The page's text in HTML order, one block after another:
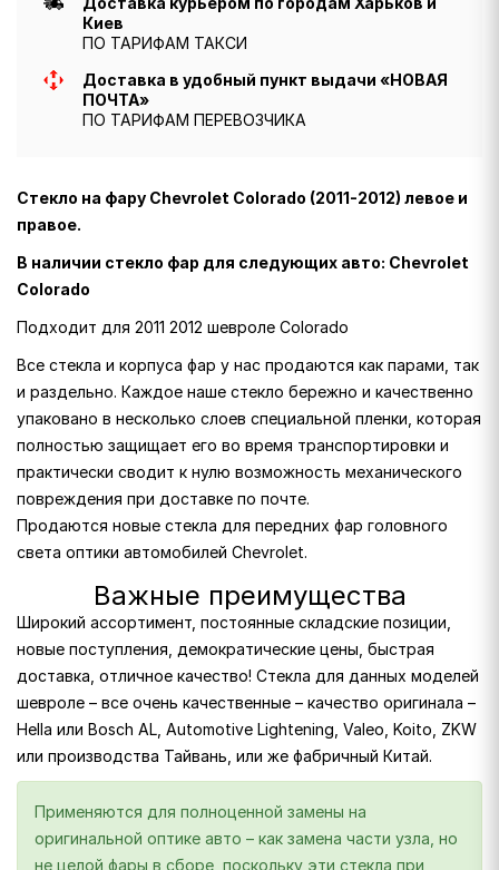
Киев
ПО ТАРИФАМ ТАКСИ
Доставка в удобный пункт выдачи «НОВАЯ
ПОЧТА»
ПО ТАРИФАМ ПЕРЕВОЗЧИКА
Стекло на фару Chevrolet Colorado (2011-2012) левое и
правое.
В наличии стекло фар для следующих авто: Chevrolet
Colorado
Подходит для 2011 2012 шевроле Colorado
Все стекла и корпуса фар у нас продаются как парами, так
и раздельно. Каждое наше стекло бережно и качественно
упаковано в несколько слоев специальной пленки, которая
полностью защищает его во время транспортировки и
практически сводит к нулю возможность механического
повреждения при доставке по почте.
Продаются новые стекла для передних фар головного
света оптики автомобилей Chevrolet.
Важные преимущества
Широкий ассортимент, постоянные складские позиции,
новые поступления, демократические цены, быстрая
доставка, отличное качество! Стекла для данных моделей
шевроле – все очень качественные – качество оригинала –
Hella или Bosch AL, Automotive Lightening, Valeo, Koito, ZKW
или производства Тайвань, или же фабричный Китай.
Применяются для полноценной замены на
оригинальной оптике авто – как замена части узла, но
не целой фары в сборе, поскольку эти стекла при